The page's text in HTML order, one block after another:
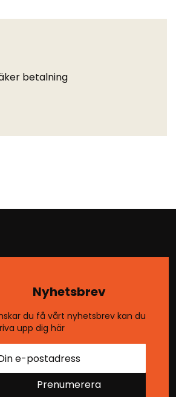
betalning
Nyhetsbrev
du få vårt nyhetsbrev kan du
upp dig här
Prenumerera